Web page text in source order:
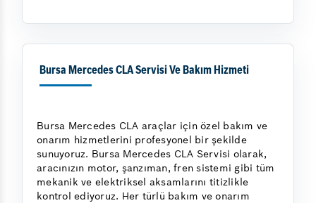
Bursa Mercedes CLA Servisi Ve Bakım Hizmeti
Bursa Mercedes CLA araçlar için özel bakım ve
onarım hizmetlerini profesyonel bir şekilde
sunuyoruz. Bursa Mercedes CLA Servisi olarak,
aracınızın motor, şanzıman, fren sistemi gibi tüm
mekanik ve elektriksel aksamlarını titizlikle
kontrol ediyoruz. Her türlü bakım ve onarım